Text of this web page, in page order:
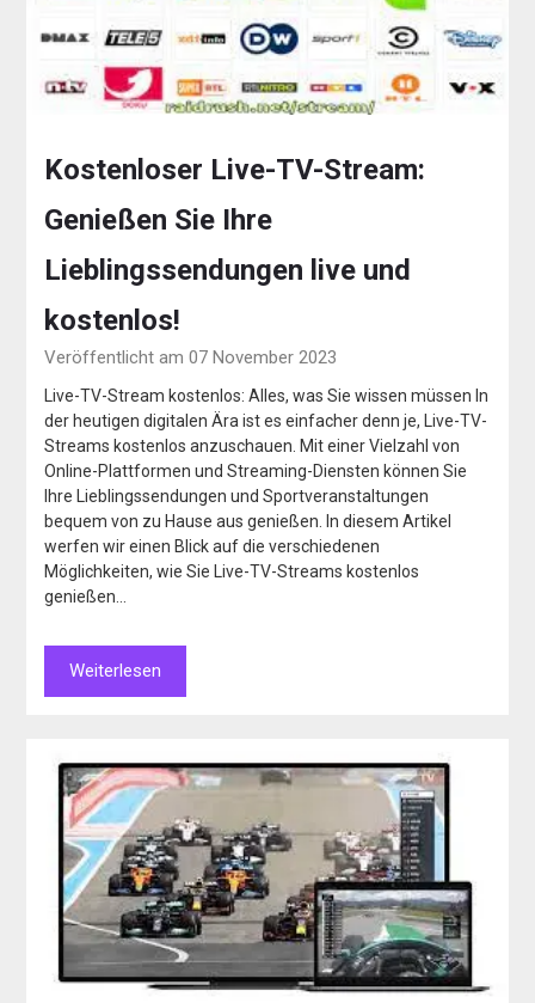
Kostenloser Live-TV-Stream:
Genießen Sie Ihre
Lieblingssendungen live und
kostenlos!
Veröffentlicht am 07 November 2023
Live-TV-Stream kostenlos: Alles, was Sie wissen müssen In
der heutigen digitalen Ära ist es einfacher denn je, Live-TV-
Streams kostenlos anzuschauen. Mit einer Vielzahl von
Online-Plattformen und Streaming-Diensten können Sie
Ihre Lieblingssendungen und Sportveranstaltungen
bequem von zu Hause aus genießen. In diesem Artikel
werfen wir einen Blick auf die verschiedenen
Möglichkeiten, wie Sie Live-TV-Streams kostenlos
genießen…
Weiterlesen